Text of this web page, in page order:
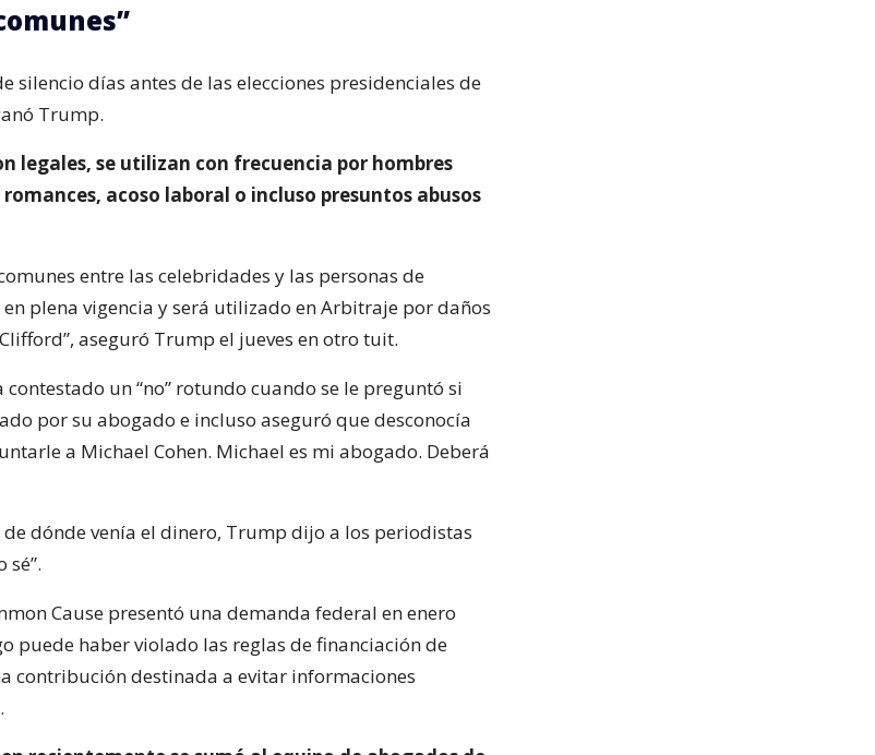
silencio días antes de las elecciones presidenciales de
Trump.
legales, se utilizan con frecuencia por hombres
acoso laboral o incluso presuntos abusos
entre las celebridades y las personas de
en plena vigencia y será utilizado en Arbitraje por daños
aseguró Trump el jueves en otro tuit.
un “no” rotundo cuando se le preguntó si
por su abogado e incluso aseguró que desconocía
a Michael Cohen. Michael es mi abogado. Deberá
dónde venía el dinero, Trump dijo a los periodistas
sé”.
Cause presentó una demanda federal en enero
puede haber violado las reglas de financiación de
contribución destinada a evitar informaciones